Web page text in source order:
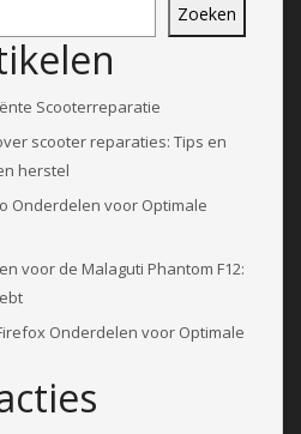
Zoeken
Scooterreparatie
scooter reparaties: Tips en
herstel
Onderdelen voor Optimale
voor de Malaguti Phantom F12:
Onderdelen voor Optimale